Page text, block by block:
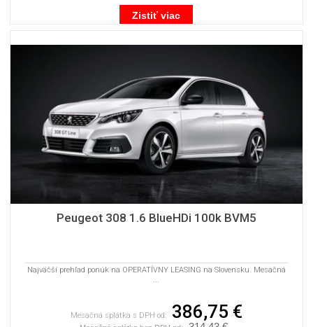
Zistiť viac
Peugeot 308 1.6 BlueHDi 100k BVM5
Najväčší prehľad ponúk na OPERATÍVNY LEASING na Slovensku. Mesačná
...
Mesačná splátka s DPH od: 386,75 €